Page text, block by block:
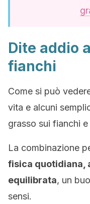
Dite addio
fianchi
Come si può
vita e alcuni
grasso sui fianchi
La combinazione
fisica quotidiana,
equilibrata, un
sensi.